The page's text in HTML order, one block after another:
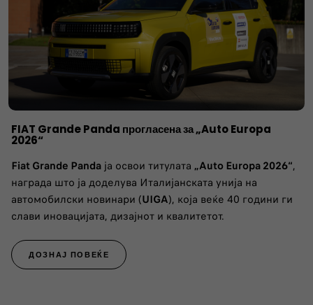
FIAT Grande Panda прогласена за „Auto Europa
2026“
Fiat Grande Panda ја освои титулата „Auto Europa 2026“,
награда што ја доделува Италијанската унија на
автомобилски новинари (UIGA), која веќе 40 години ги
слави иновацијата, дизајнот и квалитетот.
ДОЗНАЈ ПОВЕЌЕ